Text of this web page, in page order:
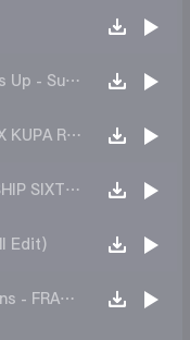
【硬派Hard】Fuck Yeah - Whats Up - Superman (Allenboyz Edit)
【韩风弹跳】COME ON (LEVEL X KUPA REMIX)
【韩风弹跳】Bass Rock - SKINSHIP SIXTHEMA(My Bass Line - DangboyE Remix)
Edit)
【韩风弹跳】Franken (KOR)Arkins - FRANKINS (Original Mix)